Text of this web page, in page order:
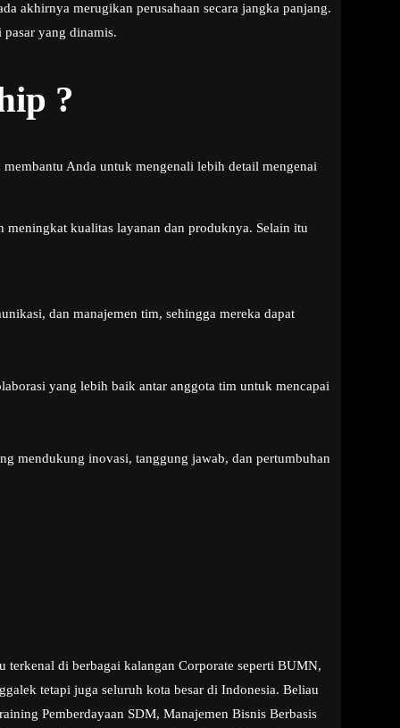
akhirnya merugikan perusahaan secara jangka panjang.
yang dinamis.
?
Anda untuk mengenali lebih detail mengenai
meningkat kualitas layanan dan produknya. Selain itu
dan manajemen tim, sehingga mereka dapat
yang lebih baik antar anggota tim untuk mencapai
mendukung inovasi, tanggung jawab, dan pertumbuhan
terkenal di berbagai kalangan Corporate seperti BUMN,
tetapi juga seluruh kota besar di Indonesia. Beliau
Pemberdayaan SDM, Manajemen Bisnis Berbasis